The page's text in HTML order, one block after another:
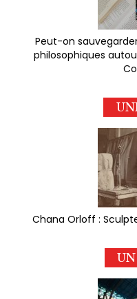
Peut-on
philosophiques
Chana Orloff :